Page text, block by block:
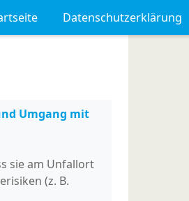
Datenschutzerklärung
Umgang mit
sie am Unfallort
(z. B.